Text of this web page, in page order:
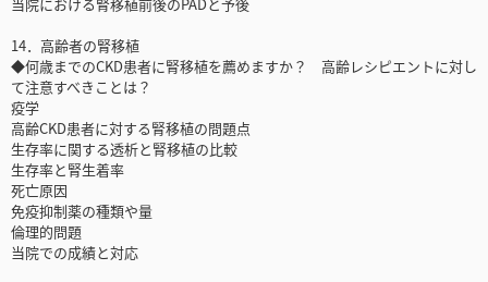
14．高齢者の腎移植
◆何歳までのCKD患者に腎移植を薦めますか？ 高齢レシピエントに対し
て注意すべきことは？
疫学
高齢CKD患者に対する腎移植の問題点
生存率に関する透析と腎移植の比較
生存率と腎生着率
死亡原因
免疫抑制薬の種類や量
倫理的問題
当院での成績と対応